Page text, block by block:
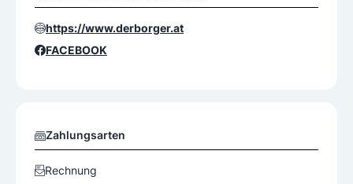
https://www.derborger.at
FACEBOOK
Zahlungsarten
Rechnung